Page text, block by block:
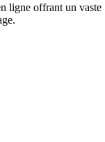
ligne offrant un vaste